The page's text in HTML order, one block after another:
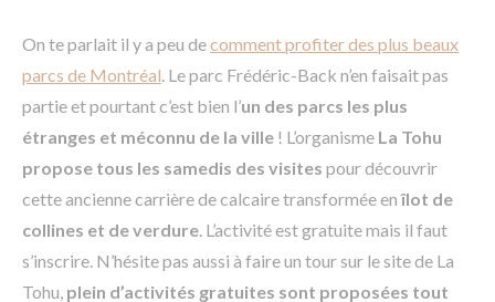
On te parlait il y a peu decomment profiter des plus beaux
parcs de Montréal. Le parc Frédéric-Back n’en faisait pas
partie et pourtant c’est bien l’un des parcs les plus
étranges et méconnu de la ville ! L’organisme La Tohu
propose tous les samedis des visites pour découvrir
cette ancienne carrière de calcaire transformée enîlot de
collines et de verdure. L’activité est gratuite mais il faut
s’inscrire. N’hésite pas aussi à faire un tour sur le site de La
Tohu, plein d’activités gratuites sont proposées tout